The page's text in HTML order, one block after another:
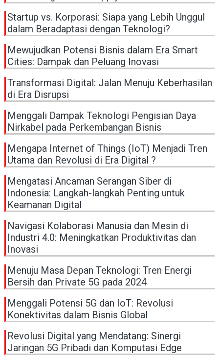
Startup vs. Korporasi: Siapa yang Lebih Unggul
dalam Beradaptasi dengan Teknologi?
Mewujudkan Potensi Bisnis dalam Era Smart
Cities: Dampak dan Peluang Inovasi
Transformasi Digital: Jalan Menuju Keberhasilan
di Era Disrupsi
Menggali Dampak Teknologi Pengisian Daya
Nirkabel pada Perkembangan Bisnis
Mengapa Internet of Things (IoT) Menjadi Tren
Utama dan Revolusi di Era Digital ?
Mengatasi Ancaman Serangan Siber di
Indonesia: Langkah-langkah Penting untuk
Keamanan Digital
Navigasi Kolaborasi Manusia dan Mesin di
Industri 4.0: Meningkatkan Produktivitas dan
Inovasi
Menuju Masa Depan Teknologi: Tren Energi
Bersih dan Private 5G pada 2024
Menggali Potensi 5G dan IoT: Revolusi
Konektivitas dalam Bisnis Global
Revolusi Digital yang Mendatang: Sinergi
Jaringan 5G Pribadi dan Komputasi Edge